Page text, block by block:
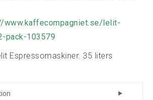
www.kaffecompagniet.se/lelit-
pack-103579
Espressomaskiner. 35 liters